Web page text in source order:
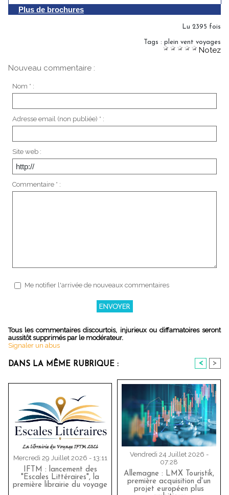
Plus de brochures
Lu 2395 fois
Tags : plein vent voyages
Notez
Nouveau commentaire :
Nom * :
Adresse email (non publiée) * :
Site web :
Commentaire * :
Me notifier l'arrivée de nouveaux commentaires
Tous les commentaires discourtois, injurieux ou diffamatoires seront
aussitôt supprimés par le modérateur.
Signaler un abus
DANS LA MÊME RUBRIQUE : < >
Mercredi 29 Juillet 2026 - 13:11
IFTM : lancement des
"Escales Littéraires", la
première librairie du voyage
Vendredi 24 Juillet 2026 -
07:28
Allemagne : LMX Touristik,
première acquisition d'un
projet européen plus